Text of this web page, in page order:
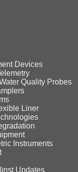
Devices
Quality Probes
Liner
Instruments
Updates